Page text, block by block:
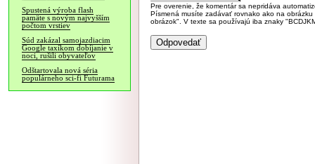
Spustená výroba flash
pamäte s novým najvyšším
počtom vrstiev
Súd zakázal samojazdiacim
Google taxíkom dobíjanie v
noci, rušili obyvateľov
Odštartovala nová séria
populárneho sci-fi Futurama
Pre overenie, že komentár sa nepridáva
Písmená musíte zadávať rovnako ako na
obrázok". V texte sa používajú iba znaky